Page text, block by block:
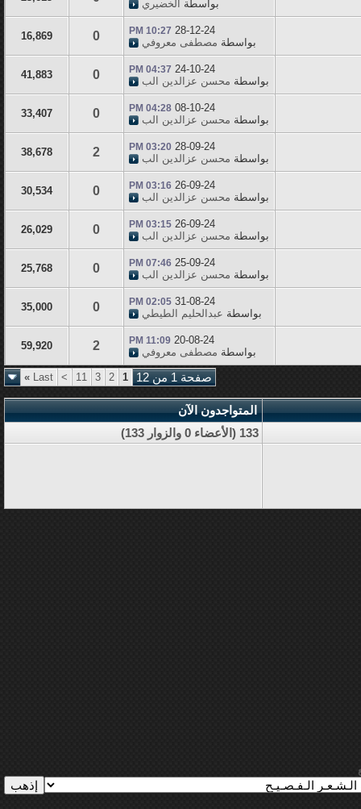
بواسطة الخضيري
28-12-24
10:27 PM
بواسطة مصطفى معروفي 0
16,869
24-10-24
04:37 PM
بواسطة محسن عزالدين الب 0
41,883
08-10-24
04:28 PM
بواسطة محسن عزالدين الب 0
33,407
28-09-24
03:20 PM
بواسطة محسن عزالدين الب 2
38,678
26-09-24
03:16 PM
بواسطة محسن عزالدين الب 0
30,534
26-09-24
03:15 PM
بواسطة محسن عزالدين الب 0
26,029
25-09-24
07:46 PM
بواسطة محسن عزالدين الب 0
25,768
31-08-24
02:05 PM
بواسطة عبدالحليم الطيطي 0
35,000
20-08-24
11:09 PM
بواسطة مصطفى معروفي 2
59,920
صفحة 1 من 12 1
2
3
11
>
Last
»
المتواجدون الآن
133 (الأعضاء 0 والزوار 133)